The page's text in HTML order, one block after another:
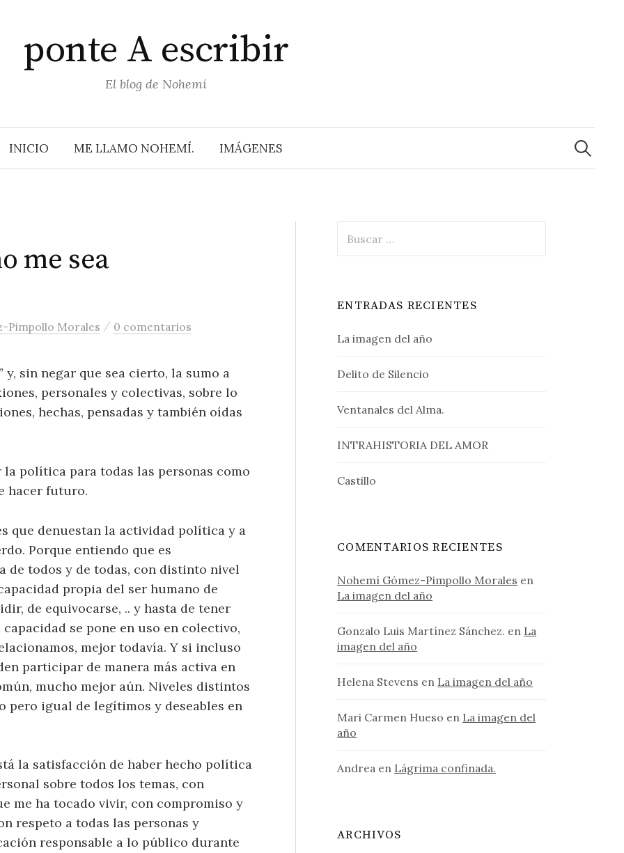
ponte A escribir
El blog de Nohemí
INICIO ME LLAMO NOHEMÍ. IMÁGENES
Buscar:
me sea
Pimpollo Morales / 0 comentarios
y, sin negar que sea cierto, la sumo a
personales y colectivas, sobre lo
hechas, pensadas y también oídas
política para todas las personas como
hacer futuro.
que denuestan la actividad política y a
Porque entiendo que es
todos y de todas, con distinto nivel
propia del ser humano de
de equivocarse, .. y hasta de tener
se pone en uso en colectivo,
mejor todavía. Y si incluso
participar de manera más activa en
mucho mejor aún. Niveles distintos
igual de legítimos y deseables en
la satisfacción de haber hecho política
sobre todos los temas, con
me ha tocado vivir, con compromiso y
respeto a todas las personas y
responsable a lo público durante
ENTRADAS RECIENTES
La imagen del año
Delito de Silencio
Ventanales del Alma.
INTRAHISTORIA DEL AMOR
Castillo
COMENTARIOS RECIENTES
Nohemí Gómez-Pimpollo Morales en
La imagen del año
Gonzalo Luis Martínez Sánchez. en La
imagen del año
Helena Stevens en La imagen del año
Mari Carmen Hueso en La imagen del
año
Andrea en Lágrima confinada.
ARCHIVOS